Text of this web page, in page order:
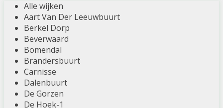
Alle wijken
Aart Van Der Leeuwbuurt
Berkel Dorp
Beverwaard
Bomendal
Brandersbuurt
Carnisse
Dalenbuurt
De Gorzen
De Hoek-1